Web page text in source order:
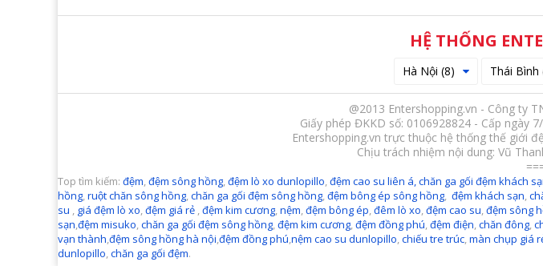
HỆ THỐNG
Hà Nội (8) Thái Bình
@2013 Entershopping.vn - Công ty
Giấy phép ĐKKD số: 0106928824 - Cấp ngày
Entershopping.vn trực thuộc hệ thống thế giới
Chịu trách nhiệm nội dung: Vũ
Top tìm kiếm: đệm đệm sông hồng đệm lò xo dunlopillo đệm cao su liên á, chăn ga gối đệm khách
hồng ruột chăn sông hồng chăn ga gối đệm sông hồng đệm bông ép sông hồng đệm khách sạn
su
giá đệm lò xo đệm giá rẻ đệm kim cương nệm đệm bông ép đêm lò xo đệm cao su đệm sông
sạn đệm misuko chăn ga gối đệm sông hồng đệm kim cương đệm đồng phú đệm điện chăn đông
vạn thành đệm sông hồng hà nội đệm đồng phú nệm cao su dunlopillo chiếu tre trúc màn chụp giá
dunlopillo chăn ga gối đệm.